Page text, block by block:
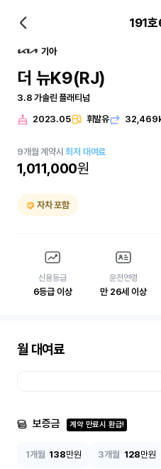
191
기아
더 뉴K9(RJ)
3.8 가솔린 플래티넘
2023.05 휘발유
9개월 계약시최저 대여료
1,011,000원
자차 포함
신용등급
6등급 이상
운전연령
만 26세 이상
월 대여료
보증금 계약 만료시 환급!
1개월 138만원 3개월 128만원